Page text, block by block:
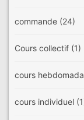
commande (24)
Cours collectif (1)
cours
cours individuel